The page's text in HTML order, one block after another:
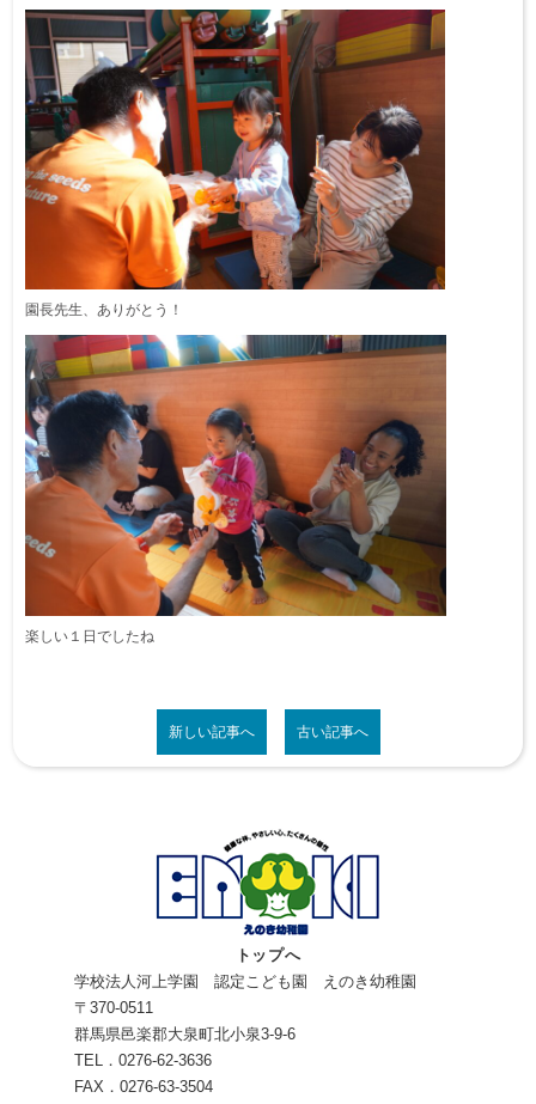
園長先生、ありがとう！
楽しい１日でしたね
新しい記事へ 古い記事へ
トップへ
学校法人河上学園 認定こども園 えのき幼稚園
〒370-0511
群馬県邑楽郡大泉町北小泉3-9-6
TEL．0276-62-3636
FAX．0276-63-3504